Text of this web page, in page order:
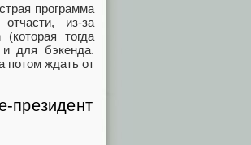
программа
из-за
тогда
для бэкенда.
потом ждать от
президент